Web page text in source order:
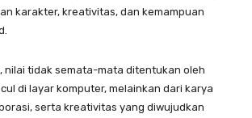
karakter, kreativitas, dan kemampuan
nilai tidak semata-mata ditentukan oleh
di layar komputer, melainkan dari karya
serta kreativitas yang diwujudkan